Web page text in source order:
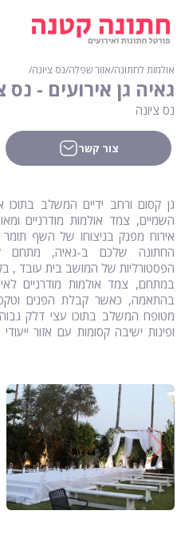
אולמות לחתונה∕אזור שפלה∕נס ציונה∕
גאיה גן אירועים - נס
נס ציונה
צור קשר
גן קסום ורחב ידיים המשלב
השמיים, צמד אולמות מודרניים
אירוח מפנק בניצוחו של השף תומר
החתונה שלכם ב-גאיה, מתחם
הפסטורליות של המושב בית עובד ,
בהתאמה, כאשר קבלת הפנים
מטופח המשלב בתוכו עצי דלק
ופינות ישיבה קסומות עם אזור
נוספים אתם מוזמנים ליצור איתנו